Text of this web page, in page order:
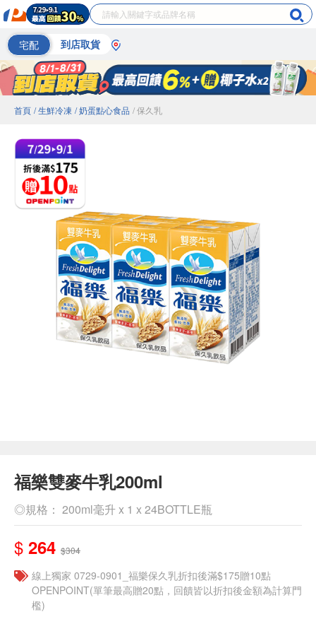
宅配 到店取貨
首頁 / 生鮮冷凍 / 奶蛋點心食品 / 保久乳
福樂雙麥牛乳200ml
◎規格： 200ml毫升 x 1 x 24BOTTLE瓶
$ 264 $304
線上獨家 0729-0901_福樂保久乳折扣後滿$175贈10點
OPENPOINT(單筆最高贈20點，回饋皆以折扣後金額為計算門
檻)